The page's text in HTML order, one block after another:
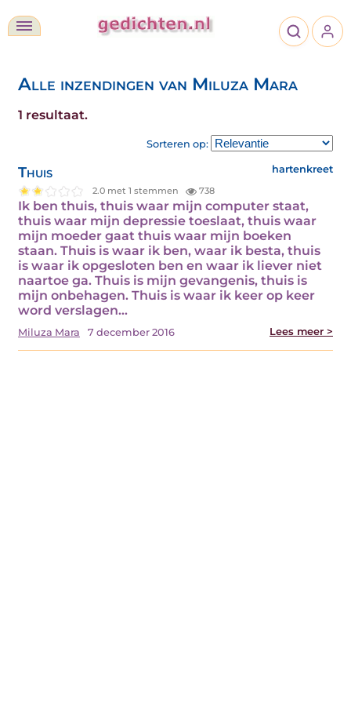
Alle inzendingen van Miluza Mara
1 resultaat.
Sorteren op:
Thuis hartenkreet
2.0 met 1 stemmen 738
Ik ben thuis, thuis waar mijn computer staat,
thuis waar mijn depressie toeslaat, thuis waar
mijn moeder gaat thuis waar mijn boeken
staan. Thuis is waar ik ben, waar ik besta, thuis
is waar ik opgesloten ben en waar ik liever niet
naartoe ga. Thuis is mijn gevangenis, thuis is
mijn onbehagen. Thuis is waar ik keer op keer
word verslagen…
Miluza Mara 7 december 2016 Lees meer >